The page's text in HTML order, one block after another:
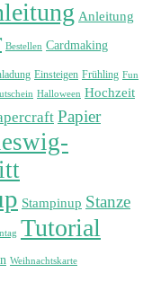
Anleitung
Bestellen Cardmaking
Einsteigen Frühling Fun
Halloween Hochzeit
Papier
Stampinup Stanze
Tutorial
Weihnachtskarte